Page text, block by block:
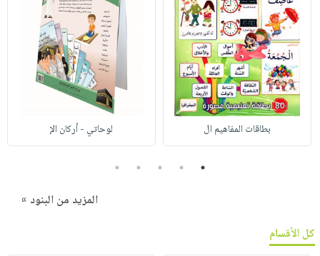
بطاقات المفاهيم ال لوحاتي - أركان الإ
1
2
3
4
5
المزيد من البنود »
كل الأقسام